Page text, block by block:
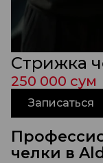
Стрижка
250 000 сум
Записаться
челки в